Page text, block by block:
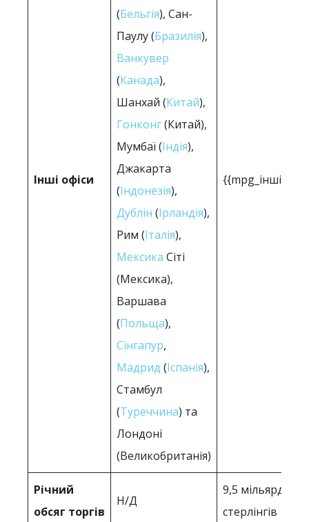
Інші офіси
(Бельгія), Сан-
Паулу (Бразилія),
Ванкувер
(Канада),
Шанхай (Китай),
Гонконг(Китай),
Мумбаї (Індія),
Джакарта
(Індонезія),
Дублін (Ірландія),
Рим (Італія),
Мексика Сіті
(Мексика),
Варшава
(Польща),
Сінгапур,
Мадрид (Іспанія),
Стамбул
(Туреччина) та
Лондоні
(Великобританія)
Річний
обсяг торгів
Н/Д
9,5 мільярдів
стерлінгів